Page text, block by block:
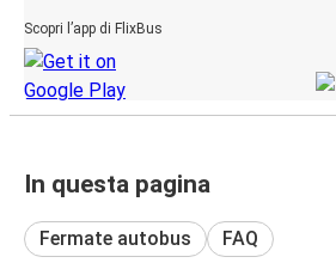
Scopri l’app di FlixBus
In questa pagina
Fermate autobus FAQ